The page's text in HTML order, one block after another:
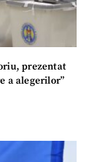
prezentat
a alegerilor”